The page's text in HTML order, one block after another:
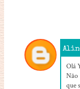
Olá
que